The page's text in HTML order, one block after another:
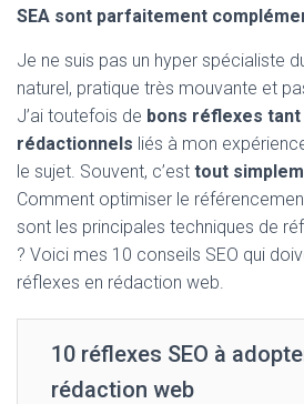
SEA sont parfaitement
Je ne suis pas un hyper spécialiste
naturel, pratique très mouvante et
J’ai toutefois de bons réflexes
rédactionnels liés à mon
le sujet. Souvent, c’est tout
Comment optimiser le
sont les principales techniques de
? Voici mes 10 conseils SEO qui
réflexes en rédaction web.
10 réflexes SEO à
rédaction web